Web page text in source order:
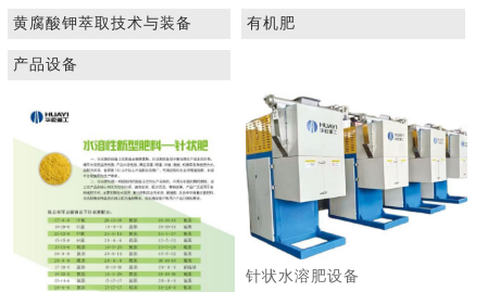
黄腐酸钾萃取技术与装备 有机肥
产品设备
针状水溶肥设备